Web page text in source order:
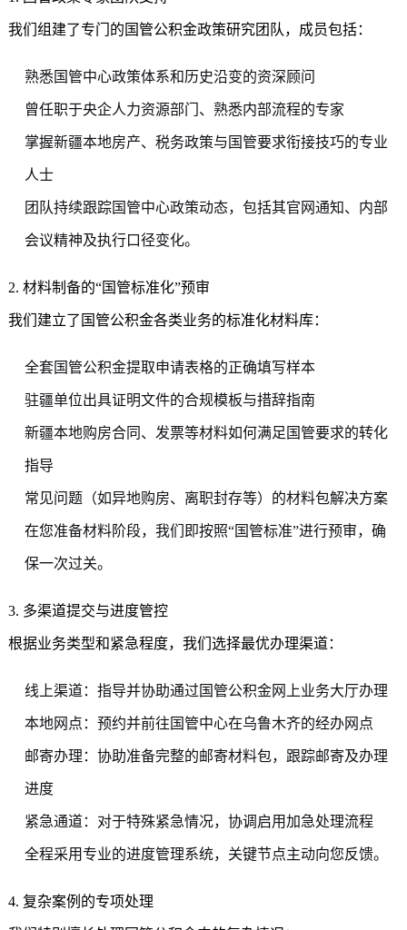
我们组建了专门的国管公积金政策研究团队，成员包括：
熟悉国管中心政策体系和历史沿变的资深顾问
曾任职于央企人力资源部门、熟悉内部流程的专家
掌握新疆本地房产、税务政策与国管要求衔接技巧的专业
人士
团队持续跟踪国管中心政策动态，包括其官网通知、内部
会议精神及执行口径变化。
2. 材料制备的“国管标准化”预审
我们建立了国管公积金各类业务的标准化材料库：
全套国管公积金提取申请表格的正确填写样本
驻疆单位出具证明文件的合规模板与措辞指南
新疆本地购房合同、发票等材料如何满足国管要求的转化
指导
常见问题（如异地购房、离职封存等）的材料包解决方案
在您准备材料阶段，我们即按照“国管标准”进行预审，确
保一次过关。
3. 多渠道提交与进度管控
根据业务类型和紧急程度，我们选择最优办理渠道：
线上渠道：指导并协助通过国管公积金网上业务大厅办理
本地网点：预约并前往国管中心在乌鲁木齐的经办网点
邮寄办理：协助准备完整的邮寄材料包，跟踪邮寄及办理
进度
紧急通道：对于特殊紧急情况，协调启用加急处理流程
全程采用专业的进度管理系统，关键节点主动向您反馈。
4. 复杂案例的专项处理